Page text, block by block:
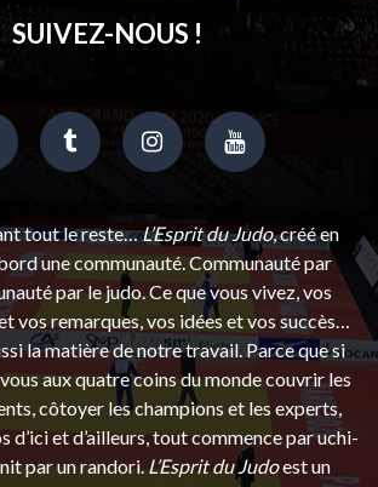
SUIVEZ-NOUS !
tout le reste…L’Esprit du Judo, créé en
une communauté. Communauté par
par le judo. Ce que vous vivez, vos
vos remarques, vos idées et vos succès…
la matière de notre travail. Parce que si
aux quatre coins du monde couvrir les
côtoyer les champions et les experts,
d’ici et d’ailleurs, tout commence par uchi-
par un randori.L’Esprit du Judoest un